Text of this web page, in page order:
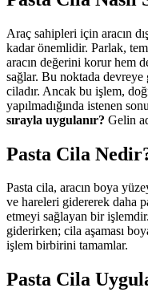
Araç sahipleri için aracın
kadar önemlidir. Parlak,
aracın değerini korur hem
sağlar. Bu noktada
ciladır. Ancak bu işlem,
yapılmadığında istenen
sırayla uygulanır? Gelin
Pasta Cila
Pasta cila, aracın boya
ve hareleri gidererek daha
etmeyi sağlayan bir
giderirken; cila aşaması
işlem birbirini tamamlar.
Pasta Cila